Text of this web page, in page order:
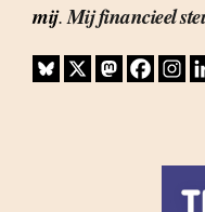
mij.Mij financieel